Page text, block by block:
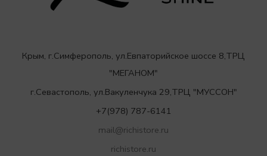
Крым, г.Симферополь, ул.Евпаторийское шоссе 8,ТРЦ
"МЕГАНОМ"
г.Севастополь, ул.Вакуленчука 29,ТРЦ "МУССОН"
+7(978) 787-6141
mail@richistore.ru
richistore.ru